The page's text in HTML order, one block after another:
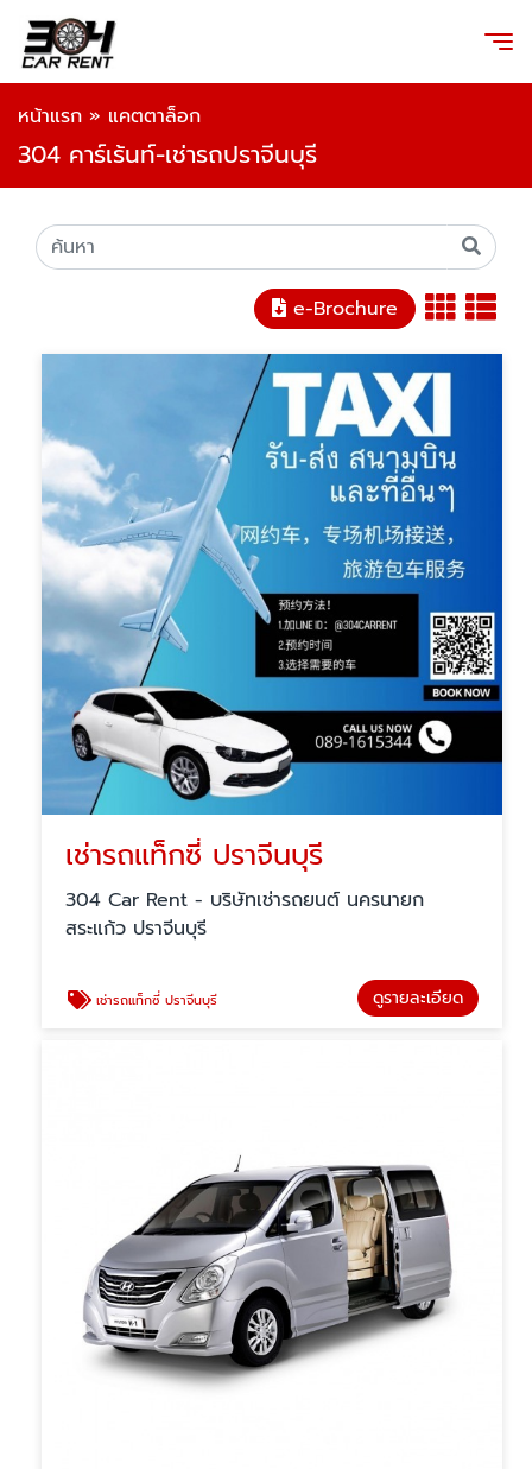
หน้าแรก » แคตตาล็อก
304 คาร์เร้นท์-เช่ารถปราจีนบุรี
e-Brochure
เช่ารถแท็กซี่ ปราจีนบุรี
304 Car Rent - บริษัทเช่ารถยนต์ นครนายก
สระแก้ว ปราจีนบุรี
เช่ารถแท็กซี่ ปราจีนบุรี ดูรายละเอียด